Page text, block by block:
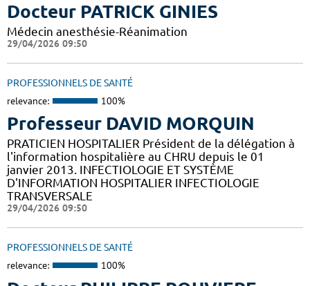
Docteur PATRICK GINIES
Médecin anesthésie-Réanimation
29/04/2026 09:50
PROFESSIONNELS DE SANTÉ
relevance: 100%
Professeur DAVID MORQUIN
PRATICIEN HOSPITALIER Président de la délégation à
l'information hospitalière au CHRU depuis le 01
janvier 2013. INFECTIOLOGIE ET SYSTÈME
D'INFORMATION HOSPITALIER INFECTIOLOGIE
TRANSVERSALE
29/04/2026 09:50
PROFESSIONNELS DE SANTÉ
relevance: 100%